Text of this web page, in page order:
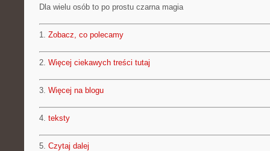
Dla wielu osób to po prostu czarna magia
1. Zobacz, co polecamy
2. Więcej ciekawych treści tutaj
3. Więcej na blogu
4. teksty
5. Czytaj dalej